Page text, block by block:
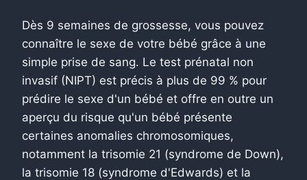
Dès 9 semaines de grossesse, vous pouvez
connaître le sexe de votre bébé grâce à une
simple prise de sang. Le test prénatal non
invasif (NIPT) est précis à plus de 99 % pour
prédire le sexe d'un bébé et offre en outre un
aperçu du risque qu'un bébé présente
certaines anomalies chromosomiques,
notamment la trisomie 21 (syndrome de Down),
la trisomie 18 (syndrome d'Edwards) et la